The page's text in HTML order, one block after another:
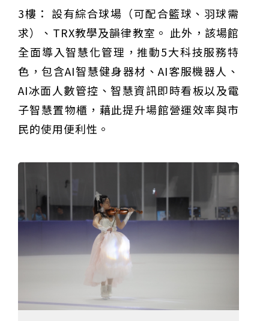
3樓： 設有綜合球場（可配合籃球、羽球需
求）、TRX教學及韻律教室。 此外，該場館
全面導入智慧化管理，推動5大科技服務特
色，包含AI智慧健身器材、AI客服機器人、
AI冰面人數管控、智慧資訊即時看板以及電
子智慧置物櫃，藉此提升場館營運效率與市
民的使用便利性。